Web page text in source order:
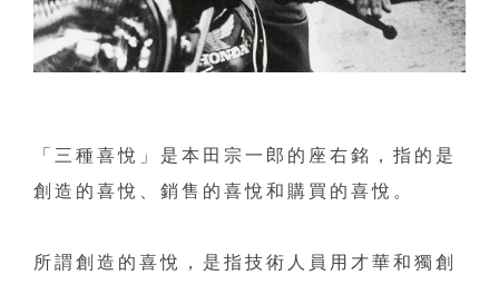
「三種喜悅」是本田宗一郎的座右銘，指的是
創造的喜悅、銷售的喜悅和購買的喜悅。
所謂創造的喜悅，是指技術人員用才華和獨創